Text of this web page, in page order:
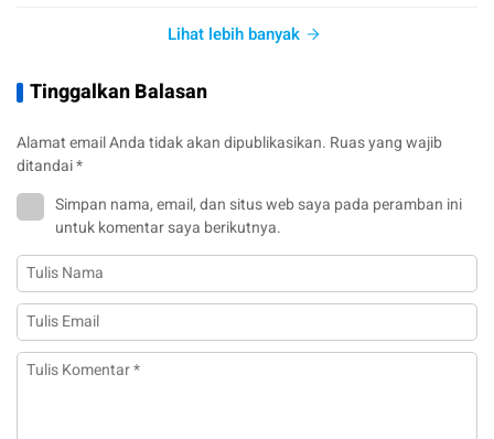
Lihat lebih banyak
Tinggalkan Balasan
Alamat email Anda tidak akan dipublikasikan. Ruas yang wajib
ditandai*
Simpan nama, email, dan situs web saya pada peramban ini
untuk komentar saya berikutnya.